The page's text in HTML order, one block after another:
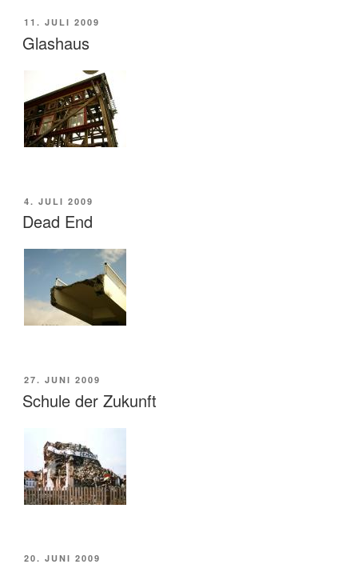
VERÖFFENTLICHT
AM
11. JULI 2009
Glashaus
VERÖFFENTLICHT
AM
4. JULI 2009
Dead End
VERÖFFENTLICHT
AM
27. JUNI 2009
Schule der Zukunft
VERÖFFENTLICHT
20. JUNI 2009